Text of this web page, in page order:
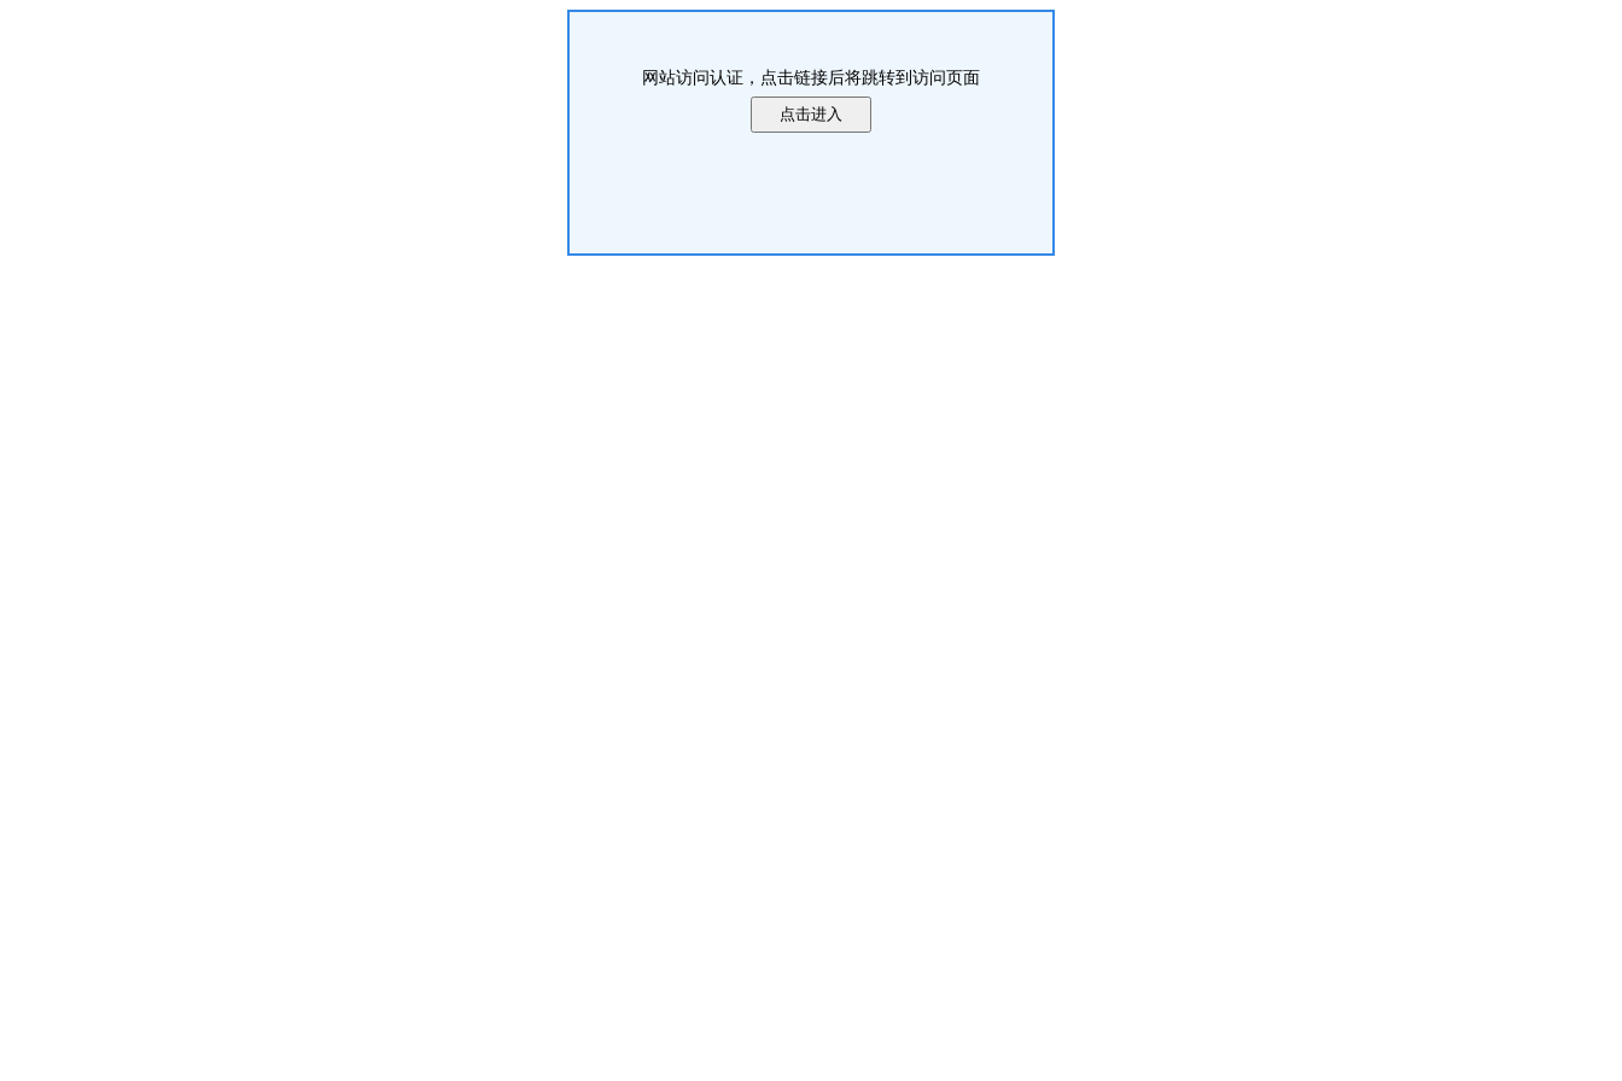
网站访问认证，点击链接后将跳转到访问页面